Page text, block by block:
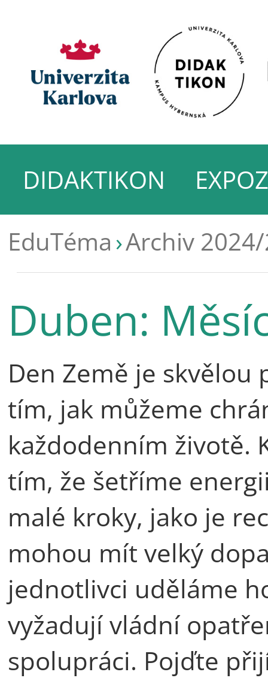
DIDAKTIKON
EduTéma Archiv
Duben:
Den Země je
tím, jak můžeme
každodenním životě.
tím, že šetříme
malé kroky, jako je
mohou mít velký
jednotlivci uděláme
vyžadují vládní
spolupráci. Pojďte